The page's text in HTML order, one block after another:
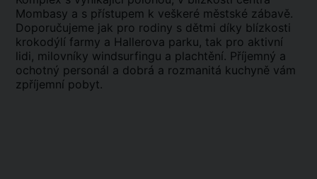
Mombasy a s přístupem k veškeré městské zábavě.
Doporučujeme jak pro rodiny s dětmi díky blízkosti
krokodýlí farmy a Hallerova parku, tak pro aktivní
lidi, milovníky windsurfingu a plachtění. Příjemný a
ochotný personál a dobrá a rozmanitá kuchyně vám
zpříjemní pobyt.